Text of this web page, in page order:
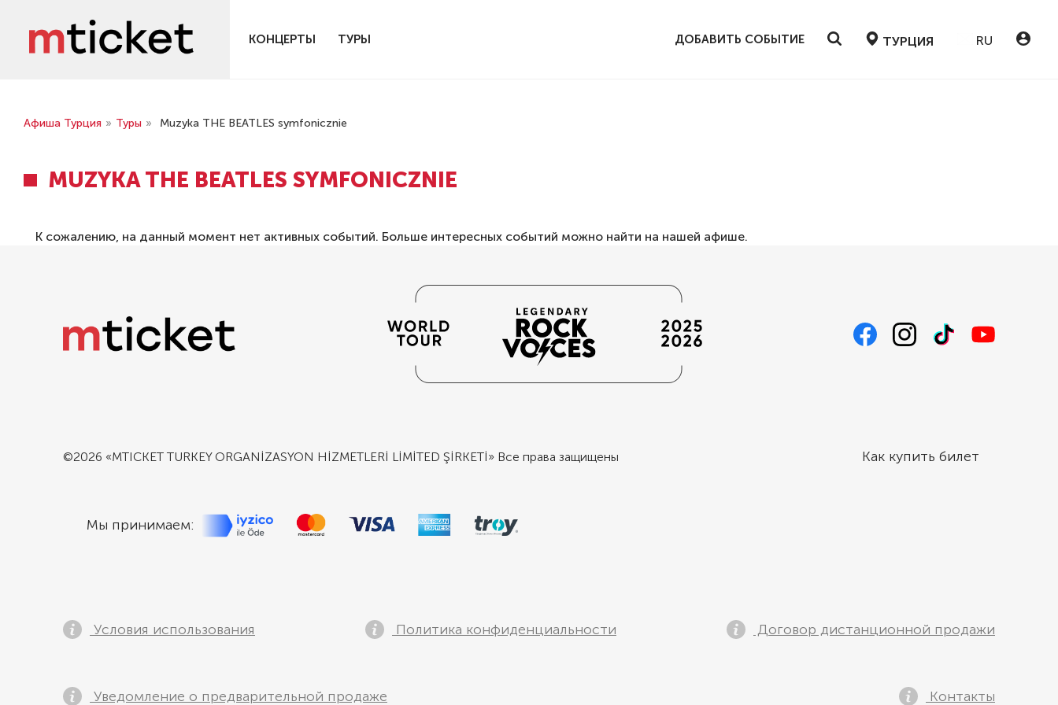
КОНЦЕРТЫ ТУРЫ ДОБАВИТЬ СОБЫТИЕ ТУРЦИЯ RU
Афиша Турция » Туры » Muzyka THE BEATLES symfonicznie
MUZYKA THE BEATLES SYMFONICZNIE
К сожалению, на данный момент нет активных событий. Больше интересных событий можно найти на нашей афише.
©2026 «MTICKET TURKEY ORGANİZASYON HİZMETLERİ LİMİTED ŞİRKETİ» Все права защищены Как купить билет
Мы принимаем:
Условия использования Политика конфиденциальности Договор дистанционной продажи
Уведомление о предварительной продаже Контакты